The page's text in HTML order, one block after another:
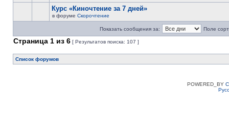
Курс «Киночтение за 7 дней»
в форуме Скорочтение
Показать сообщения за: Поле
Страница 1 из 6 [ Результатов поиска: 107 ]
Список форумов
POWERED_BY